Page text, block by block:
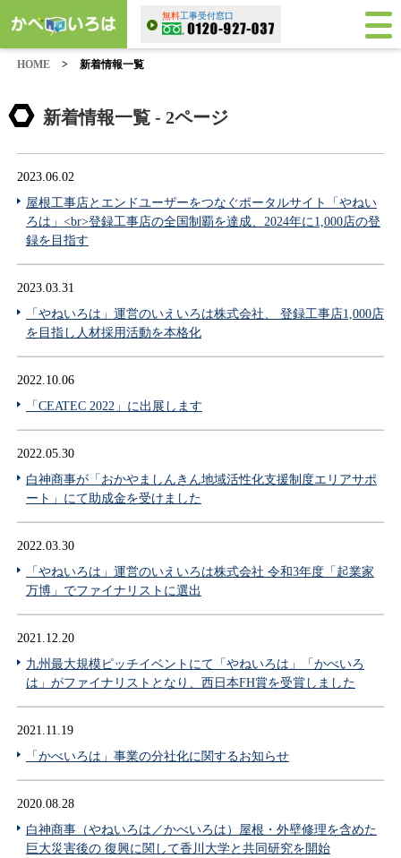
無料工事受付窓口
HOME > 新着情報一覧
新着情報一覧 - 2ページ
2023.06.02
屋根工事店とエンドユーザーをつなぐポータルサイト「やねい
ろは」<br>登録工事店の全国制覇を達成、2024年に1,000店の登
録を目指す
2023.03.31
「やねいろは」運営のいえいろは株式会社、 登録工事店1,000店
を目指し人材採用活動を本格化
2022.10.06
「CEATEC 2022」に出展します
2022.05.30
白神商事が「おかやましんきん地域活性化支援制度エリアサポ
ート」にて助成金を受けました
2022.03.30
「やねいろは」運営のいえいろは株式会社 令和3年度「起業家
万博」でファイナリストに選出
2021.12.20
九州最大規模ピッチイベントにて「やねいろは」「かべいろ
は」がファイナリストとなり、西日本FH賞を受賞しました
2021.11.19
「かべいろは」事業の分社化に関するお知らせ
2020.08.28
白神商事（やねいろは／かべいろは）屋根・外壁修理を含めた
巨大災害後の 復興に関して香川大学と共同研究を開始